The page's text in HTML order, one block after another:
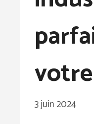
3 juin 2024